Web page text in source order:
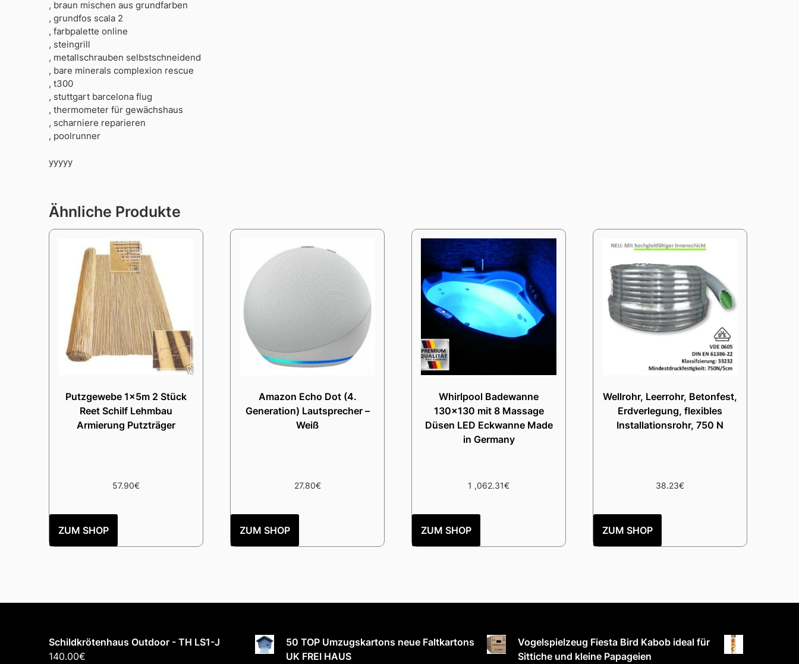
, braun mischen aus grundfarben
, grundfos scala 2
, farbpalette online
, steingrill
, metallschrauben selbstschneidend
, bare minerals complexion rescue
, t300
, stuttgart barcelona flug
, thermometer für gewächshaus
, scharniere reparieren
, poolrunner
yyyyy
Ähnliche Produkte
Putzgewebe 1x5m 2 Stück
Reet Schilf Lehmbau
Armierung Putzträger
57.90€
ZUM SHOP
Amazon Echo Dot (4.
Generation) Lautsprecher –
Weiß
27.80€
ZUM SHOP
Whirlpool Badewanne
130×130 mit 8 Massage
Düsen LED Eckwanne Made
in Germany
1 ,062.31€
ZUM SHOP
Wellrohr, Leerrohr, Betonfest,
Erdverlegung, flexibles
Installationsrohr, 750 N
38.23€
ZUM SHOP
Schildkrötenhaus Outdoor - TH LS1-J
140.00€
50 TOP Umzugskartons neue Faltkartons
UK FREI HAUS
Vogelspielzeug Fiesta Bird Kabob ideal für
Sittiche und kleine Papageien